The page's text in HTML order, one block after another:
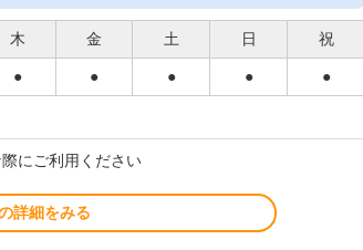
木 金 土 日 祝
● ● ● ● ●
にご利用ください
詳細をみる